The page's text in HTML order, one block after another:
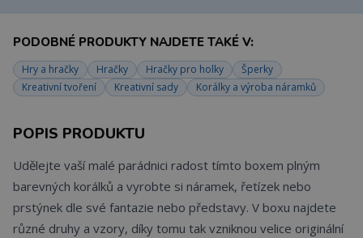
PODOBNÉ PRODUKTY NAJDETE TAKÉ V:
Hry a hračky Hračky Hračky pro holky
Šperky
Kreativní tvoření
Kreativní sady Korálky a výroba náramků
POPIS PRODUKTU
Udělejte vaší malé parádnici radost tímto boxem plným
barevných korálků a vyrobte si náramek, řetízek nebo
prstýnek dle své fantazie nebo představy. V boxu najdete
různé druhy a vzory, díky tomu tak vzniknou velice originální